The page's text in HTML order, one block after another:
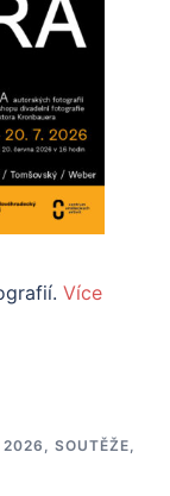
Více
2026 SOUTĚŽE